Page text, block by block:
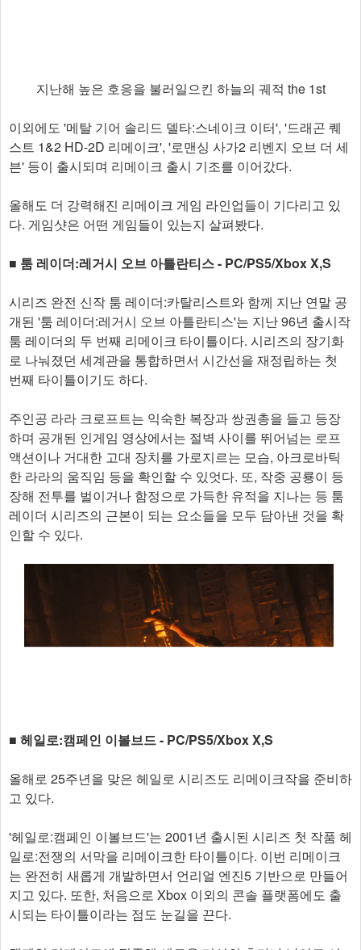
지난해 높은 호응을 불러일으킨 하늘의 궤적 the 1st
이외에도 '메탈 기어 솔리드 델타:스네이크 이터', '드래곤 퀘
스트 1&2 HD-2D 리메이크', '로맨싱 사가2 리벤지 오브 더 세
븐' 등이 출시되며 리메이크 출시 기조를 이어갔다.
올해도 더 강력해진 리메이크 게임 라인업들이 기다리고 있
다. 게임샷은 어떤 게임들이 있는지 살펴봤다.
■ 툼 레이더:레거시 오브 아틀란티스 - PC/PS5/Xbox X,S
시리즈 완전 신작 툼 레이더:카탈리스트와 함께 지난 연말 공
개된 '툼 레이더:레거시 오브 아틀란티스'는 지난 96년 출시작
툼 레이더의 두 번째 리메이크 타이틀이다. 시리즈의 장기화
로 나눠졌던 세계관을 통합하면서 시간선을 재정립하는 첫
번째 타이틀이기도 하다.
주인공 라라 크로프트는 익숙한 복장과 쌍권총을 들고 등장
하며 공개된 인게임 영상에서는 절벽 사이를 뛰어넘는 로프
액션이나 거대한 고대 장치를 가로지르는 모습, 아크로바틱
한 라라의 움직임 등을 확인할 수 있엇다. 또, 작중 공룡이 등
장해 전투를 벌이거나 함정으로 가득한 유적을 지나는 등 툼
레이더 시리즈의 근본이 되는 요소들을 모두 담아낸 것을 확
인할 수 있다.
■ 헤일로:캠페인 이볼브드 - PC/PS5/Xbox X,S
올해로 25주년을 맞은 헤일로 시리즈도 리메이크작을 준비하
고 있다.
'헤일로:캠페인 이볼브드'는 2001년 출시된 시리즈 첫 작품 헤
일로:전쟁의 서막을 리메이크한 타이틀이다. 이번 리메이크
는 완전히 새롭게 개발하면서 언리얼 엔진5 기반으로 만들어
지고 있다. 또한, 처음으로 Xbox 이외의 콘솔 플랫폼에도 출
시되는 타이틀이라는 점도 눈길을 끈다.